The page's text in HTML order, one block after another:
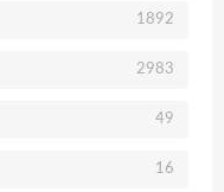
1892
2983
49
16